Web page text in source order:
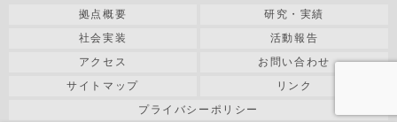
拠点概要
研究・実績
社会実装
活動報告
アクセス
お問い合わせ
サイトマップ
リンク
プライバシーポリシー